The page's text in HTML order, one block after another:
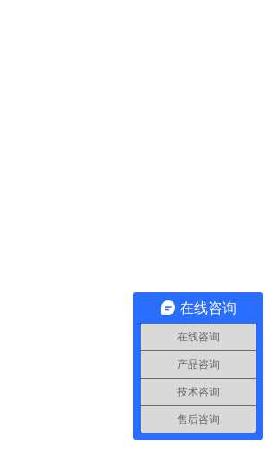
在线咨询
在线咨询
产品咨询
技术咨询
售后咨询